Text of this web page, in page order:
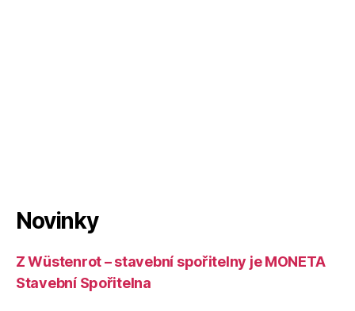
Novinky
Z Wüstenrot – stavební spořitelny je MONETA
Stavební Spořitelna